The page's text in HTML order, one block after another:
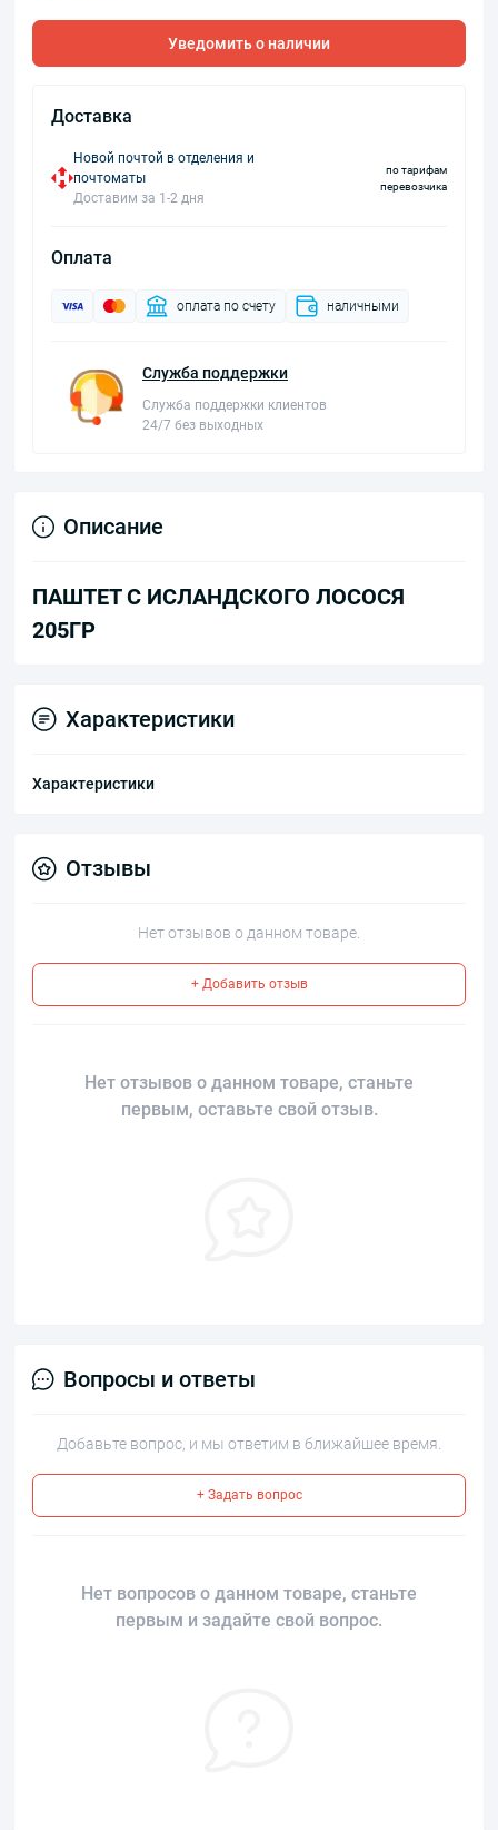
Уведомить о наличии
Доставка
Новой почтой в отделения и
почтоматы
Доставим за 1-2 дня
по тарифам
перевозчика
Оплата
оплата по счету наличными
Служба поддержки
Служба поддержки клиентов
24/7 без выходных
Описание
ПАШТЕТ С ИСЛАНДСКОГО ЛОСОСЯ
205ГР
Характеристики
Характеристики
Отзывы
Нет отзывов о данном товаре.
+ Добавить отзыв
Нет отзывов о данном товаре, станьте
первым, оставьте свой отзыв.
Вопросы и ответы
Добавьте вопрос, и мы ответим в ближайшее время.
+ Задать вопрос
Нет вопросов о данном товаре, станьте
первым и задайте свой вопрос.